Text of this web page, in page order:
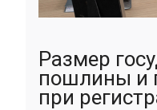
Размер
пошлины и
при